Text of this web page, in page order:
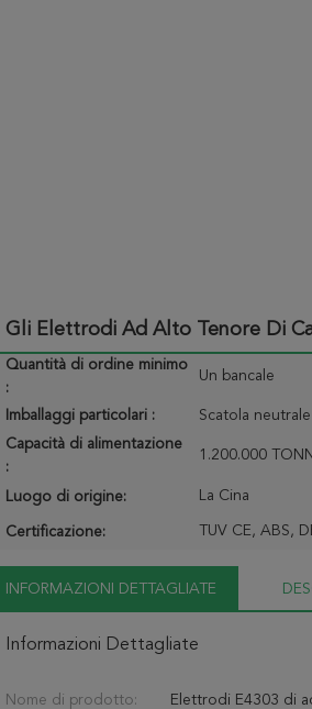
Gli Elettrodi Ad Alto Tenore Di
Quantità di ordine minimo
:
Un bancale
Imballaggi particolari :
Capacità di alimentazione
:
1.200.000
Luogo di origine: La Cina
Certificazione: TUV CE, ABS,
INFORMAZIONI DETTAGLIATE
Informazioni Dettagliate
Nome di prodotto: Elettrodi E4303 di